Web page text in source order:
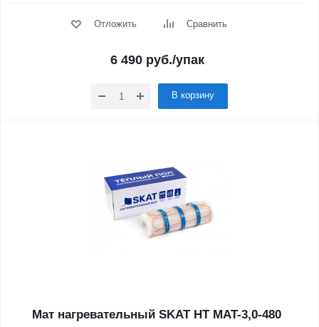
Отложить Сравнить
6 490руб./упак
В корзину
Мат нагревательный SKAT HT MAT-3,0-480